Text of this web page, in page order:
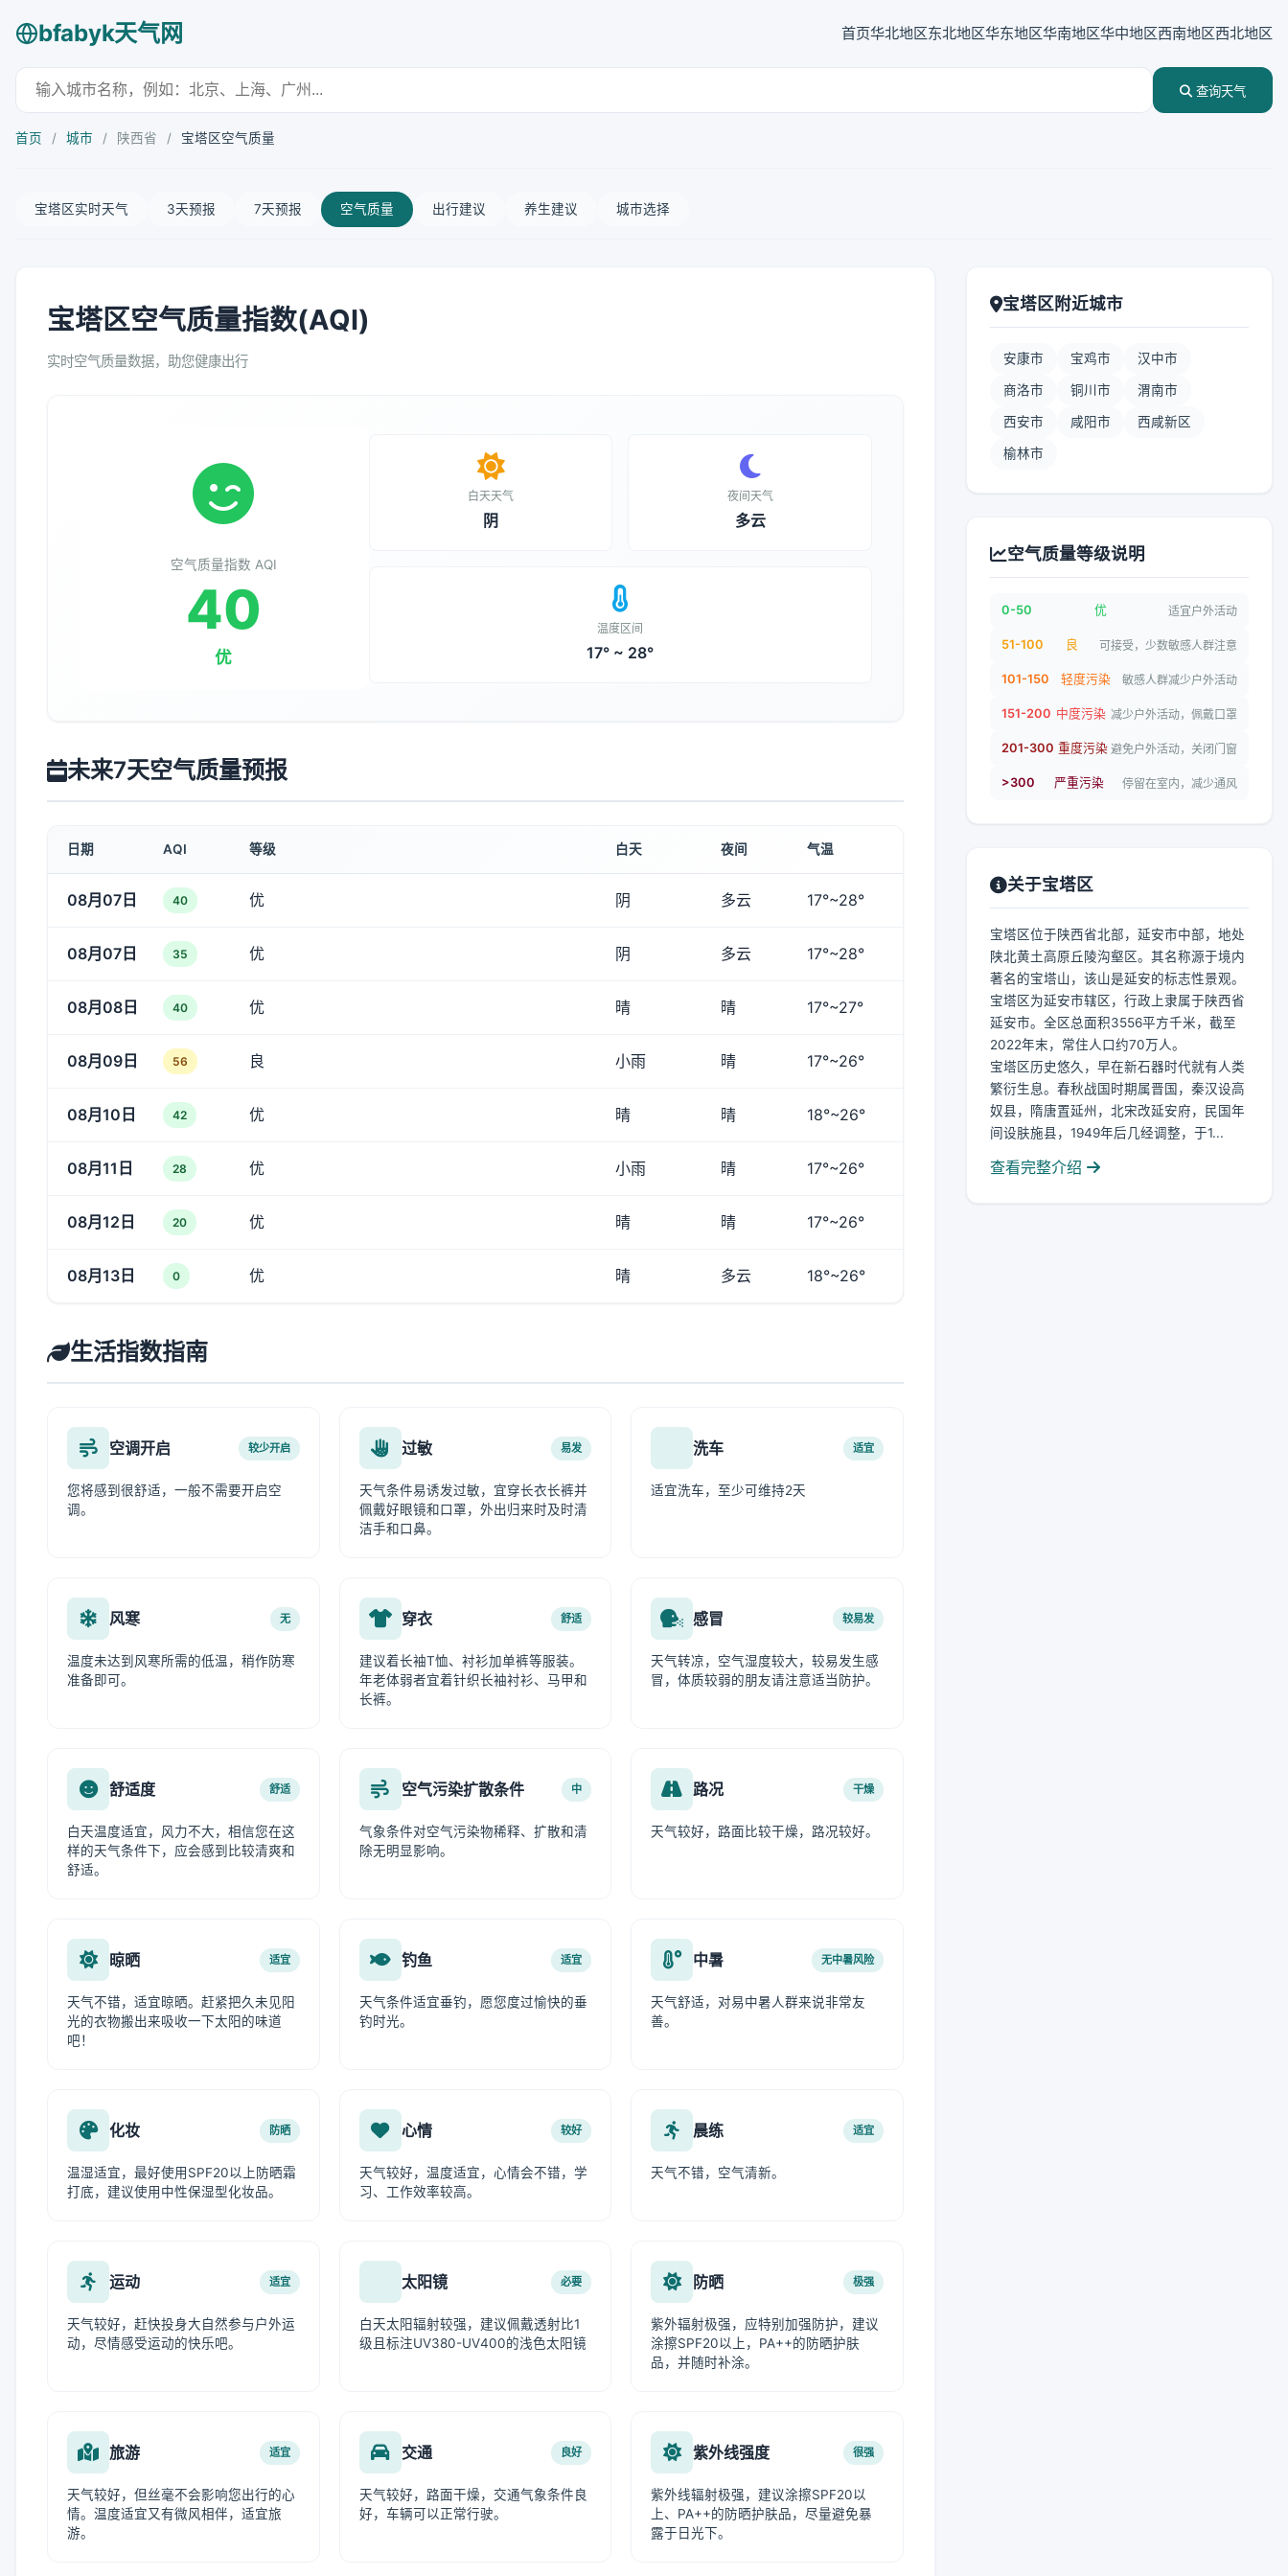
bfabyk天气网 首页华北地区东北地区华东地区华南地区华中地区西南地区西北地区
查询天气
首页 / 城市 / 陕西省 / 宝塔区空气质量
宝塔区实时天气 3天预报 7天预报 空气质量 出行建议 养生建议 城市选择
宝塔区空气质量指数(AQI)
实时空气质量数据，助您健康出行
空气质量指数 AQI
40
优
白天天气
阴
夜间天气
多云
温度区间
17° ~ 28°
未来7天空气质量预报
日期 AQI 等级 白天 夜间 气温
08月07日 40 优 阴 多云 17°~28°
08月07日 35 优 阴 多云 17°~28°
08月08日 40 优 晴 晴 17°~27°
08月09日 56 良 小雨 晴 17°~26°
08月10日 42 优 晴 晴 18°~26°
08月11日 28 优 小雨 晴 17°~26°
08月12日 20 优 晴 晴 17°~26°
08月13日 0 优 晴 多云 18°~26°
生活指数指南
空调开启 较少开启
您将感到很舒适，一般不需要开启空
调。
过敏 易发
天气条件易诱发过敏，宜穿长衣长裤并
佩戴好眼镜和口罩，外出归来时及时清
洁手和口鼻。
洗车 适宜
适宜洗车，至少可维持2天
风寒 无
温度未达到风寒所需的低温，稍作防寒
准备即可。
穿衣 舒适
建议着长袖T恤、衬衫加单裤等服装。
年老体弱者宜着针织长袖衬衫、马甲和
长裤。
感冒 较易发
天气转凉，空气湿度较大，较易发生感
冒，体质较弱的朋友请注意适当防护。
舒适度 舒适
白天温度适宜，风力不大，相信您在这
样的天气条件下，应会感到比较清爽和
舒适。
空气污染扩散条件 中
气象条件对空气污染物稀释、扩散和清
除无明显影响。
路况 干燥
天气较好，路面比较干燥，路况较好。
晾晒 适宜
天气不错，适宜晾晒。赶紧把久未见阳
光的衣物搬出来吸收一下太阳的味道
吧！
钓鱼 适宜
天气条件适宜垂钓，愿您度过愉快的垂
钓时光。
中暑 无中暑风险
天气舒适，对易中暑人群来说非常友
善。
化妆 防晒
温湿适宜，最好使用SPF20以上防晒霜
打底，建议使用中性保湿型化妆品。
心情 较好
天气较好，温度适宜，心情会不错，学
习、工作效率较高。
晨练 适宜
天气不错，空气清新。
运动 适宜
天气较好，赶快投身大自然参与户外运
动，尽情感受运动的快乐吧。
太阳镜 必要
白天太阳辐射较强，建议佩戴透射比1
级且标注UV380-UV400的浅色太阳镜
防晒 极强
紫外辐射极强，应特别加强防护，建议
涂擦SPF20以上，PA++的防晒护肤
品，并随时补涂。
旅游 适宜
天气较好，但丝毫不会影响您出行的心
情。温度适宜又有微风相伴，适宜旅
游。
交通 良好
天气较好，路面干燥，交通气象条件良
好，车辆可以正常行驶。
紫外线强度 很强
紫外线辐射极强，建议涂擦SPF20以
上、PA++的防晒护肤品，尽量避免暴
露于日光下。
宝塔区附近城市
安康市 宝鸡市 汉中市
商洛市 铜川市 渭南市
西安市 咸阳市 西咸新区
榆林市
空气质量等级说明
0-50 优 适宜户外活动
51-100 良 可接受，少数敏感人群注意
101-150 轻度污染 敏感人群减少户外活动
151-200 中度污染 减少户外活动，佩戴口罩
201-300 重度污染 避免户外活动，关闭门窗
>300 严重污染 停留在室内，减少通风
关于宝塔区
宝塔区位于陕西省北部，延安市中部，地处
陕北黄土高原丘陵沟壑区。其名称源于境内
著名的宝塔山，该山是延安的标志性景观。
宝塔区为延安市辖区，行政上隶属于陕西省
延安市。全区总面积3556平方千米，截至
2022年末，常住人口约70万人。
宝塔区历史悠久，早在新石器时代就有人类
繁衍生息。春秋战国时期属晋国，秦汉设高
奴县，隋唐置延州，北宋改延安府，民国年
间设肤施县，1949年后几经调整，于1...
查看完整介绍